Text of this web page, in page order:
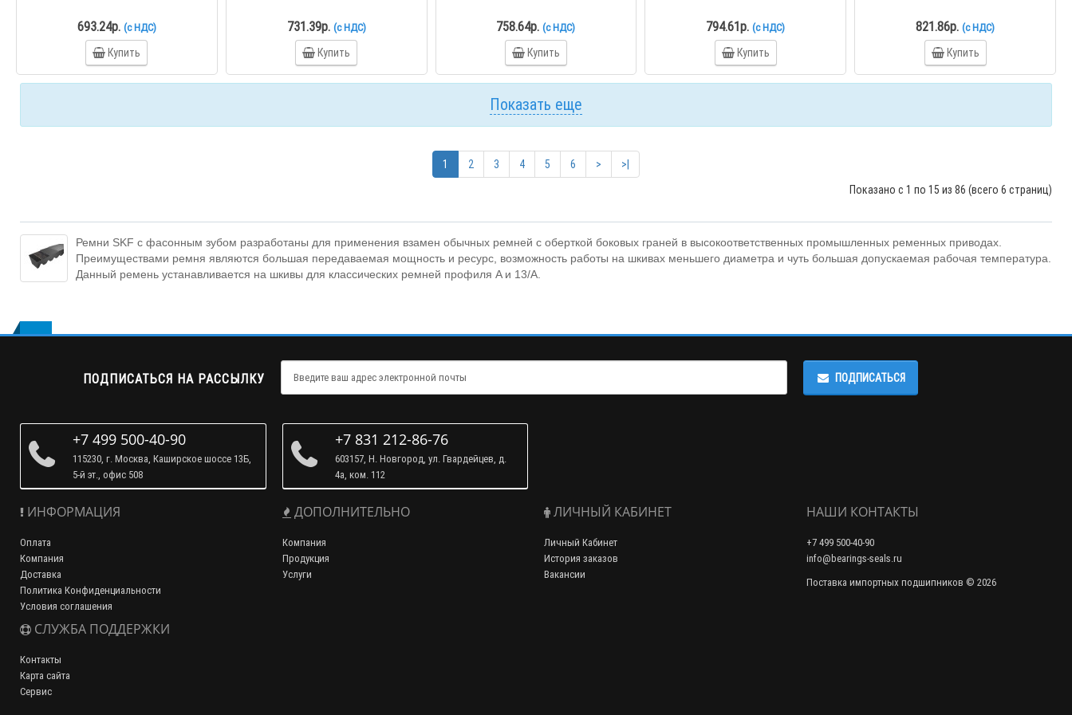
693.24р. (с НДС)
Купить
731.39р. (с НДС)
Купить
758.64р.(с НДС)
Купить
794.61р.(с НДС)
Купить
821.86р.(с НДС)
Купить
Показать еще
1 2 3 4 5 6 >
>|
Показано с 1 по 15 из 86 (всего 6 страниц)
Ремни SKF с фасонным зубом разработаны для применения взамен обычных ремней с оберткой боковых граней в высокоответственных промышленных ременных приводах.
Преимуществами ремня являются большая передаваемая мощность и ресурс, возможность работы на шкивах меньшего диаметра и чуть большая допускаемая рабочая температура.
Данный ремень устанавливается на шкивы для классических ремней профиля A и 13/A.
ПОДПИСАТЬСЯ НА РАССЫЛКУ ПОДПИСАТЬСЯ
+7 499 500-40-90
115230, г. Москва, Каширское шоссе 13Б,
5-й эт., офис 508
+7 831 212-86-76
603157, Н. Новгород, ул. Гвардейцев, д.
4а, ком. 112
ИНФОРМАЦИЯ
Оплата
Компания
Доставка
Политика Конфиденциальности
Условия соглашения
СЛУЖБА ПОДДЕРЖКИ
Контакты
Карта сайта
Сервис
ДОПОЛНИТЕЛЬНО
Компания
Продукция
Услуги
ЛИЧНЫЙ КАБИНЕТ
Личный Кабинет
История заказов
Вакансии
НАШИ КОНТАКТЫ
+7 499 500-40-90
info@bearings-seals.ru
Поставка импортных подшипников © 2026